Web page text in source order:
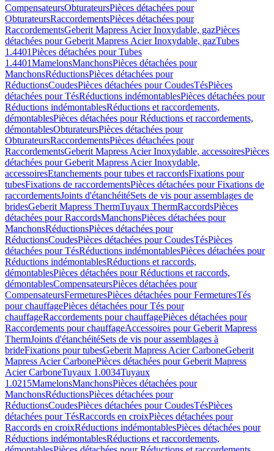
CompensateursObturateursPièces détachées pour
ObturateursRaccordementsPièces détachées pour
RaccordementsGeberit Mapress Acier Inoxydable, gazPièces
détachées pour Geberit Mapress Acier Inoxydable, gazTubes
1.4401Pièces détachées pour Tubes
1.4401MamelonsManchonsPièces détachées pour
ManchonsRéductionsPièces détachées pour
RéductionsCoudesPièces détachées pour CoudesTésPièces
détachées pour TésRéductions indémontablesPièces détachées pour
Réductions indémontablesRéductions et raccordements,
démontablesPièces détachées pour Réductions et raccordements,
démontablesObturateursPièces détachées pour
ObturateursRaccordementsPièces détachées pour
RaccordementsGeberit Mapress Acier Inoxydable, accessoiresPièces
détachées pour Geberit Mapress Acier Inoxydable,
accessoiresEtanchements pour tubes et raccordsFixations pour
tubesFixations de raccordementsPièces détachées pour Fixations de
raccordementsJoints d'étanchéitéSets de vis pour assemblages de
bridesGeberit Mapress ThermTuyaux ThermRaccordsPièces
détachées pour RaccordsManchonsPièces détachées pour
ManchonsRéductionsPièces détachées pour
RéductionsCoudesPièces détachées pour CoudesTésPièces
détachées pour TésRéductions indémontablesPièces détachées pour
Réductions indémontablesRéductions et raccords,
démontablesPièces détachées pour Réductions et raccords,
démontablesCompensateursPièces détachées pour
CompensateursFermeturesPièces détachées pour FermeturesTés
pour chauffagePièces détachées pour Tés pour
chauffageRaccordements pour chauffagePièces détachées pour
Raccordements pour chauffageAccessoires pour Geberit Mapress
ThermJoints d'étanchéitéSets de vis pour assemblages à
brideFixations pour tubesGeberit Mapress Acier CarboneGeberit
Mapress Acier CarbonePièces détachées pour Geberit Mapress
Acier CarboneTuyaux 1.0034Tuyaux
1.0215MamelonsManchonsPièces détachées pour
ManchonsRéductionsPièces détachées pour
RéductionsCoudesPièces détachées pour CoudesTésPièces
détachées pour TésRaccords en croixPièces détachées pour
Raccords en croixRéductions indémontablesPièces détachées pour
Réductions indémontablesRéductions et raccordements,